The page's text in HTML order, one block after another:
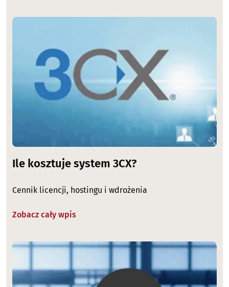
Image
Ile kosztuje system 3CX?
Cennik licencji, hostingu i wdrożenia
Zobacz cały wpis
Image